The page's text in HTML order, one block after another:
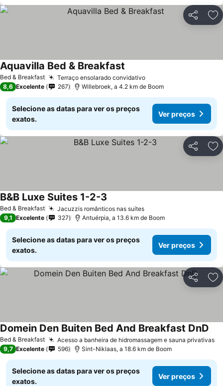
Partilhar
Bed & Breakfast Terraço ensolarado convidativoVer preços
Aquavilla Bed & Breakfast
8,6 Excelente 267 Willebroek, a 4.2 km de Boom
Selecione as datas para ver os preços
exatos.
Ver preços
Partilhar
Bed & Breakfast Jacuzzis românticos nas suítesVer preços
B&B Luxe Suites 1-2-3
9,1 Excelente 327 Antuérpia, a 13.6 km de Boom
Selecione as datas para ver os preços
exatos.
Ver preços
Partilhar
Bed & Breakfast Acesso a banheira de hidromassagem e sauna privativas
Domein Den Buiten Bed And Breakfast DnD
9,7 Excelente 596 Sint-Niklaas, a 18.6 km de Boom
Selecione as datas para ver os preços
exatos.
Ver preços